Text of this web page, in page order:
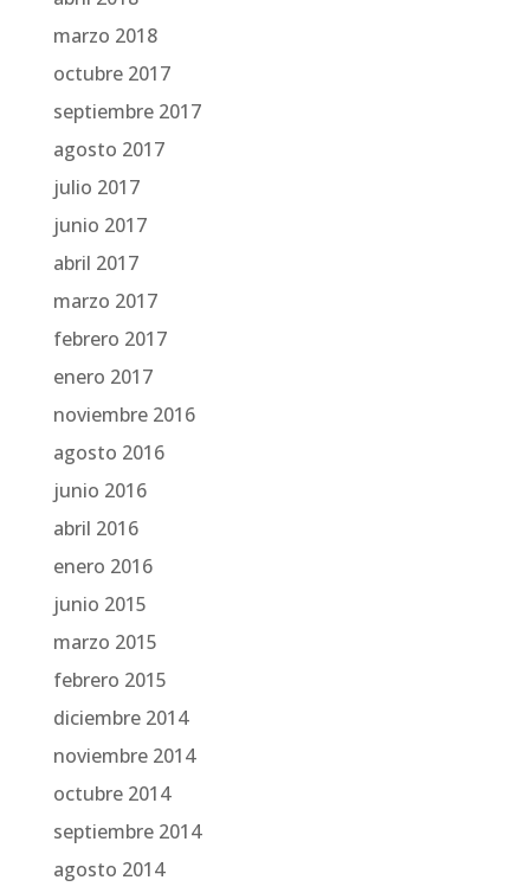
marzo 2018
octubre 2017
septiembre 2017
agosto 2017
julio 2017
junio 2017
abril 2017
marzo 2017
febrero 2017
enero 2017
noviembre 2016
agosto 2016
junio 2016
abril 2016
enero 2016
junio 2015
marzo 2015
febrero 2015
diciembre 2014
noviembre 2014
octubre 2014
septiembre 2014
agosto 2014